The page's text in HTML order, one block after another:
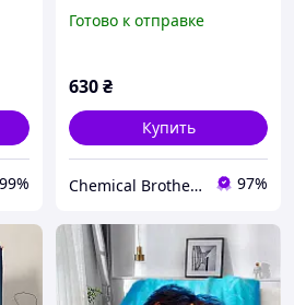
99%
новорожденных 100×70
Готово к отправке
630₴
Купить
Chemical Brothers 97%